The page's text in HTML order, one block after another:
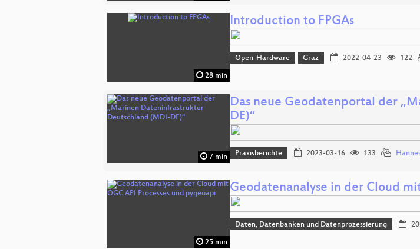
28 min
Introduction to FPGAs
Open-Hardware Graz 2022-04-23 122
7 min
Das neue Geodatenportal der
DE)“
Praxisberichte 2023-03-16 133
25 min
Geodatenanalyse in der Cloud
Daten, Datenbanken und Datenprozessierung